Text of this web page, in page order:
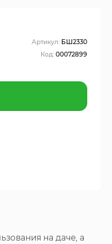
на даче, а
Артикул: БШ2330
Код:00072899